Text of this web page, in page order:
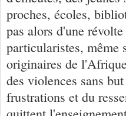
proches, écoles,
pas alors d'une
particularistes, même
originaires de
des violences sans
frustrations et du